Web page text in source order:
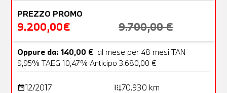
PREZZO PROMO
9.200,00€ 9.700,00 €
Oppure da: 140,00 € al mese per 48 mesi TAN
9,95% TAEG 10,47% Anticipo 3.680,00 €
date_range12/2017 add_road70.930 km